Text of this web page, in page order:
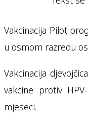
Vakcinacija Pilot
u osmom razredu
Vakcinacija
vakcine protiv
mjeseci.